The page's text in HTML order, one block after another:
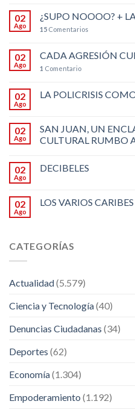
02
Ago
¿SUPO NOOOO? +
15 Comentarios
02
Ago
CADA AGRESIÓN
1 Comentario
02
Ago
LA POLICRISIS
02
Ago
SAN JUAN, UN
CULTURAL RUMBO
02
Ago
DECIBELES
02
Ago
LOS VARIOS
CATEGORÍAS
Actualidad(5.579)
Ciencia y Tecnología(40)
Denuncias Ciudadanas (34)
Deportes (62)
Economía(1.304)
Empoderamiento (1.192)